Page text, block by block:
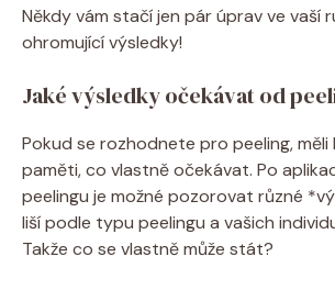
Někdy ‍vám stačí ⁣jen ​pár úprav⁤ ve vaší
ohromující⁤ výsledky!
Jaké výsledky ⁣očekávat od​
Pokud se rozhodnete​ pro peeling,
⁣paměti,‌ co‌ vlastně ⁢očekávat. Po
peelingu je možné pozorovat různé​
liší podle typu peelingu a vašich
Takže co se vlastně může stát?